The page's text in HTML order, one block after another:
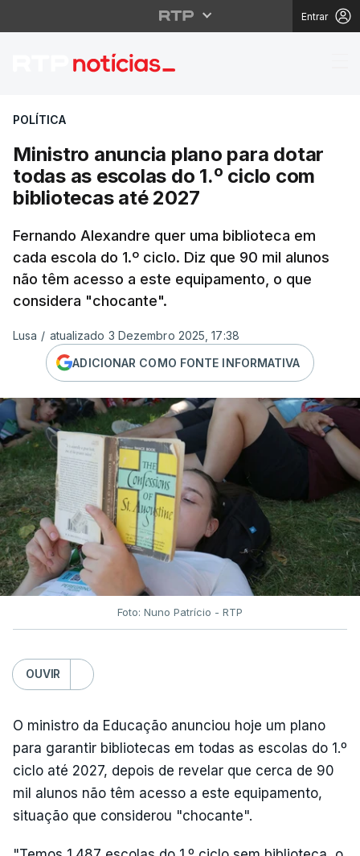
Entrar
Ministro anuncia
POLÍTICA
Ministro anuncia plano para dotar
todas as escolas do 1.º ciclo com
bibliotecas até 2027
Fernando Alexandre quer uma biblioteca em
cada escola do 1.º ciclo. Diz que 90 mil alunos
não têm acesso a este equipamento, o que
considera "chocante".
Lusa / atualizado 3 Dezembro 2025, 17:38
ADICIONAR COMO FONTE INFORMATIVA
Foto: Nuno Patrício - RTP
OUVIR
O ministro da Educação anunciou hoje um plano
para garantir bibliotecas em todas as escolas do 1.º
ciclo até 2027, depois de revelar que cerca de 90
mil alunos não têm acesso a este equipamento,
situação que considerou "chocante".